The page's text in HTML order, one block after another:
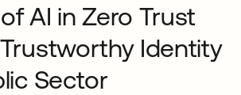
AI in Zero Trust
Identity
Sector